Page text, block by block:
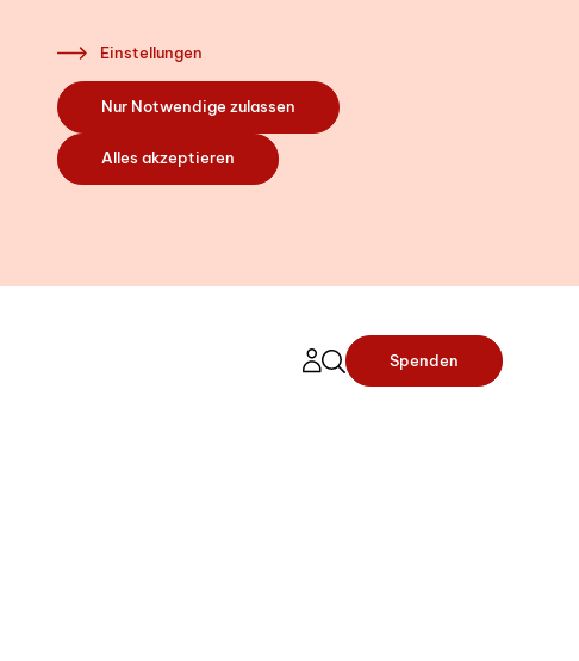
Einstellungen
Nur Notwendige zulassen
Alles akzeptieren
Spenden